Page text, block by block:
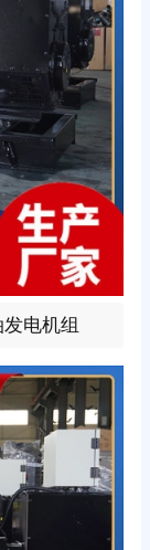
23TAG3
全铜发电机质
电机组